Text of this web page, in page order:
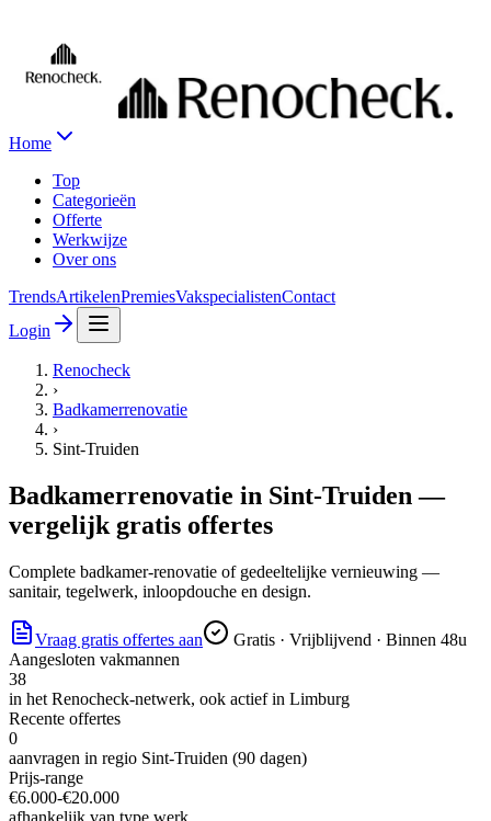
Home
Top
Categorieën
Offerte
Werkwijze
Over ons
TrendsArtikelenPremiesVakspecialistenContact
Login
Renocheck
›
Badkamerrenovatie
›
Sint-Truiden
Badkamerrenovatie in Sint-Truiden —
vergelijk gratis offertes
Complete badkamer-renovatie of gedeeltelijke vernieuwing —
sanitair, tegelwerk, inloopdouche en design.
Vraag gratis offertes aan
Gratis · Vrijblijvend · Binnen 48u
Aangesloten vakmannen
38
in het Renocheck-netwerk, ook actief in Limburg
Recente offertes
0
aanvragen in regio Sint-Truiden (90 dagen)
Prijs-range
€6.000-€20.000
afhankelijk van type werk